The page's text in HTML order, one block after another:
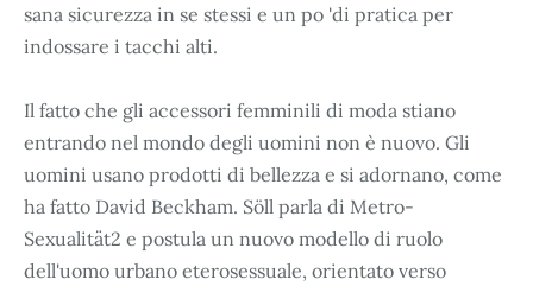
sana sicurezza in se stessi e un po 'di pratica per
indossare i tacchi alti.
Il fatto che gli accessori femminili di moda stiano
entrando nel mondo degli uomini non è nuovo. Gli
uomini usano prodotti di bellezza e si adornano, come
ha fatto David Beckham. Söll parla di Metro-
Sexualität2 e postula un nuovo modello di ruolo
dell'uomo urbano eterosessuale, orientato verso